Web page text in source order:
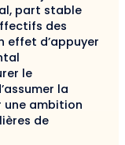
part stable
des
effet d’appuyer
le
la
une ambition
de